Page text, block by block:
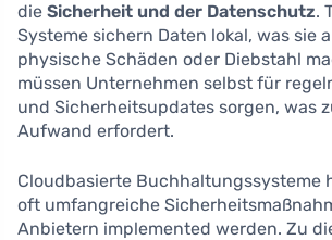
die Sicherheit und der Datenschutz.
Systeme sichern Daten lokal, was sie
physische Schäden oder Diebstahl
müssen Unternehmen selbst für
und Sicherheitsupdates sorgen, was
Aufwand erfordert.
Cloudbasierte Buchhaltungssysteme
oft umfangreiche
Anbietern implemented werden. Zu